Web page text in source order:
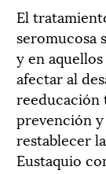
El
seromucosa
y en
afectar al
reeducación
prevención
restablecer
Eustaquio